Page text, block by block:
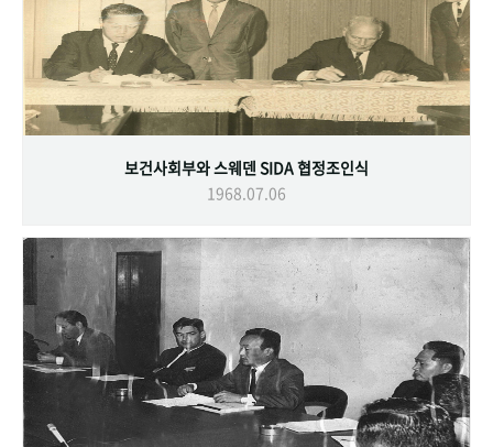
보건사회부와 스웨덴 SIDA 협정조인식
1968.07.06